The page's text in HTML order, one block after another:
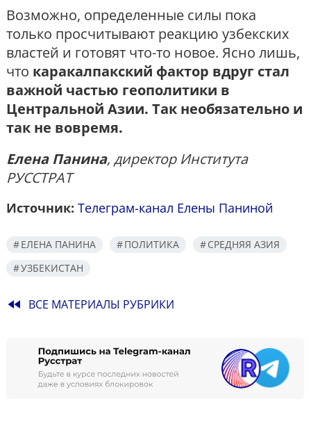
Возможно, определенные силы пока
только просчитывают реакцию узбекских
властей и готовят что-то новое. Ясно лишь,
что каракалпакский фактор вдруг стал
важной частью геополитики в
Центральной Азии. Так необязательно и
так не вовремя.
Елена Панина, директор Института
РУССТРАТ
Источник: Телеграм-канал Елены Паниной
ЕЛЕНА ПАНИНА ПОЛИТИКА
СРЕДНЯЯ АЗИЯ
УЗБЕКИСТАН
fast_rewind ВСЕ МАТЕРИАЛЫ РУБРИКИ